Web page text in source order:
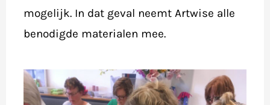
mogelijk. In dat geval neemt Artwise alle
benodigde materialen mee.